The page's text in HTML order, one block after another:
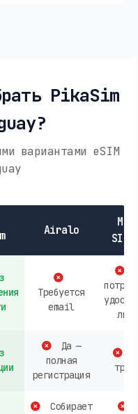
PikaSim
вариантами eSIM
Airalo
SIM-
Требуется
email
Да —
полная
регистрация
Собирает